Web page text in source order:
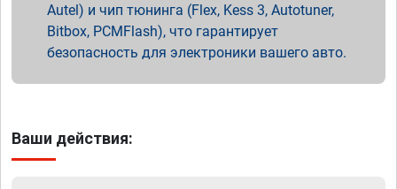
Autel) и чип тюнинга (Flex, Kess 3, Autotuner,
Bitbox, PCMFlash), что гарантирует
безопасность для электроники вашего авто.
Ваши действия: